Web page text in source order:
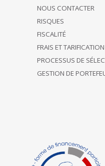
NOUS CONTACTER
RISQUES
FISCALITÉ
FRAIS ET TARIFICATION
PROCESSUS DE
GESTION DE